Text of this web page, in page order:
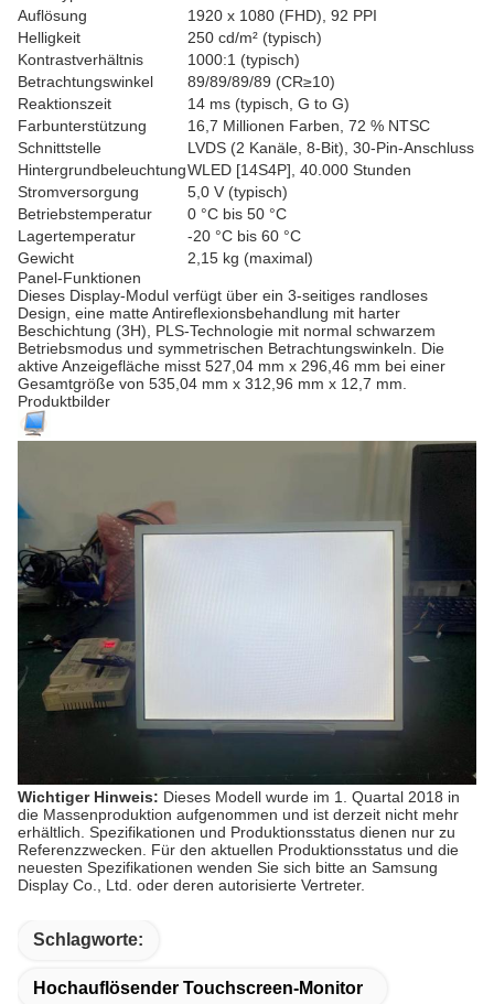
Auflösung
1920 x 1080 (FHD), 92 PPI
Helligkeit
250 cd/m² (typisch)
Kontrastverhältnis
1000:1 (typisch)
Betrachtungswinkel
89/89/89/89 (CR≥10)
Reaktionszeit
14 ms (typisch, G to G)
Farbunterstützung
16,7 Millionen Farben, 72 % NTSC
Schnittstelle
LVDS (2 Kanäle, 8-Bit), 30-Pin-Anschluss
HintergrundbeleuchtungWLED [14S4P], 40.000 Stunden
Stromversorgung
5,0 V (typisch)
Betriebstemperatur
0 °C bis 50 °C
Lagertemperatur
-20 °C bis 60 °C
Gewicht
2,15 kg (maximal)
Panel-Funktionen
Dieses Display-Modul verfügt über ein 3-seitiges randloses
Design, eine matte Antireflexionsbehandlung mit harter
Beschichtung (3H), PLS-Technologie mit normal schwarzem
Betriebsmodus und symmetrischen Betrachtungswinkeln. Die
aktive Anzeigefläche misst 527,04 mm x 296,46 mm bei einer
Gesamtgröße von 535,04 mm x 312,96 mm x 12,7 mm.
Produktbilder
Wichtiger Hinweis: Dieses Modell wurde im 1. Quartal 2018 in
die Massenproduktion aufgenommen und ist derzeit nicht mehr
erhältlich. Spezifikationen und Produktionsstatus dienen nur zu
Referenzzwecken. Für den aktuellen Produktionsstatus und die
neuesten Spezifikationen wenden Sie sich bitte an Samsung
Display Co., Ltd. oder deren autorisierte Vertreter.
Schlagworte:
Hochauflösender Touchscreen-Monitor